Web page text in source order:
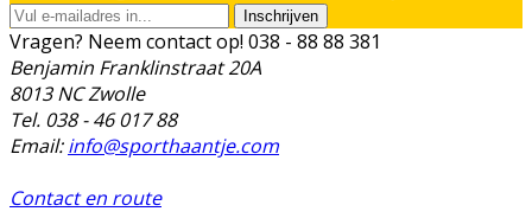
Inschrijven
Vragen? Neem contact op! 038 - 88 88 381
Benjamin Franklinstraat 20A
8013 NC Zwolle
Tel. 038 - 46 017 88
Email:info@sporthaantje.com
Contact en route